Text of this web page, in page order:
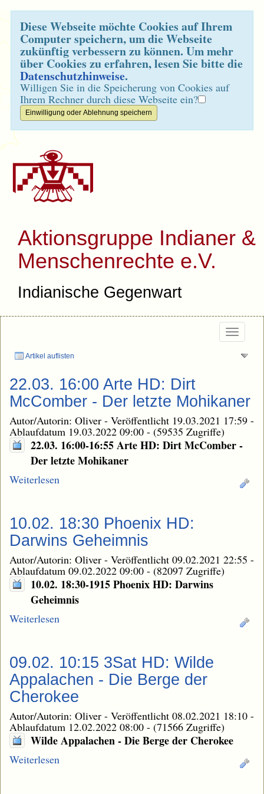
Diese Webseite möchte Cookies auf Ihrem
Computer speichern, um die Webseite
zukünftig verbessern zu können. Um mehr
über Cookies zu erfahren, lesen Sie bitte die
Datenschutzhinweise.
Willigen Sie in die Speicherung von Cookies auf
Ihrem Rechner durch diese Webseite ein?
Aktionsgruppe Indianer &
Menschenrechte e.V.
Indianische Gegenwart
Artikel auflisten
22.03. 16:00 Arte HD: Dirt
McComber - Der letzte Mohikaner
Autor/Autorin: Oliver - Veröffentlicht 19.03.2021 17:59 -
Ablaufdatum 19.03.2022 09:00 - (59535 Zugriffe)
22.03. 16:00-16:55 Arte HD: Dirt McComber -
Der letzte Mohikaner
Weiterlesen
10.02. 18:30 Phoenix HD:
Darwins Geheimnis
Autor/Autorin: Oliver - Veröffentlicht 09.02.2021 22:55 -
Ablaufdatum 09.02.2022 09:00 - (82097 Zugriffe)
10.02. 18:30-1915 Phoenix HD: Darwins
Geheimnis
Weiterlesen
09.02. 10:15 3Sat HD: Wilde
Appalachen - Die Berge der
Cherokee
Autor/Autorin: Oliver - Veröffentlicht 08.02.2021 18:10 -
Ablaufdatum 12.02.2022 08:00 - (71566 Zugriffe)
Wilde Appalachen - Die Berge der Cherokee
Weiterlesen